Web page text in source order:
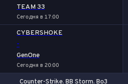
TEAM 33
Сегодня в 17:00
CYBERSHOKE
-
GenOne
Сегодня в 20:00
Counter-Strike. BB Storm. Bo3